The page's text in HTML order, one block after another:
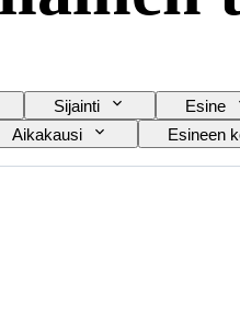
Sijainti
Esine
Aikakausi
Esineen